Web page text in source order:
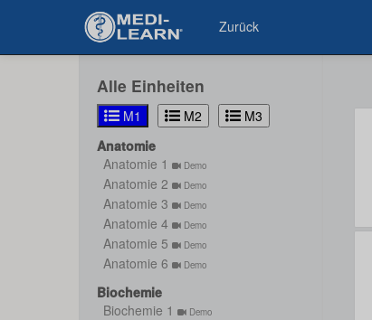
Zurück
Alle Einheiten
M1 M2
M3
Anatomie
Anatomie 1
Demo
Anatomie 2 Demo
Anatomie 3 Demo
Anatomie 4 Demo
Anatomie 5 Demo
Anatomie 6 Demo
Biochemie
Biochemie 1
Demo